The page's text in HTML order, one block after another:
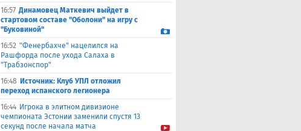
16:57 Динамовец Маткевич выйдет в
стартовом составе "Оболони" на игру с
"Буковиной"
16:52 "Фенербахче" нацелился на
Рашфорда после ухода Салаха в
"Трабзонспор"
16:48 Источник: Клуб УПЛ отложил
переход испанского легионера
16:44 Игрока в элитном дивизионе
чемпионата Эстонии заменили спустя 13
секунд после начала матча